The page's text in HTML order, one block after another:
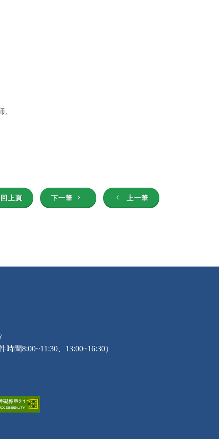
回上頁 下一筆 上一筆
間8:00~11:30、13:00~16:30）